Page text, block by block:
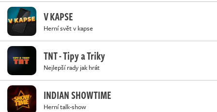
V KAPSE
Herní svět v kapse
TNT - Tipy a Triky
Nejlepší rady jak hrát
INDIAN SHOWTIME
Herní talk-show